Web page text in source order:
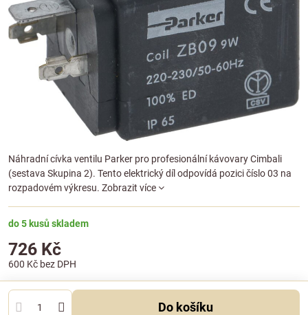
Náhradní cívka ventilu Parker pro profesionální kávovary Cimbali
(sestava Skupina 2). Tento elektrický díl odpovídá pozici číslo 03 na
rozpadovém výkresu. Zobrazit více
do 5 kusů skladem
726 Kč
600 Kč bez DPH
Do košíku